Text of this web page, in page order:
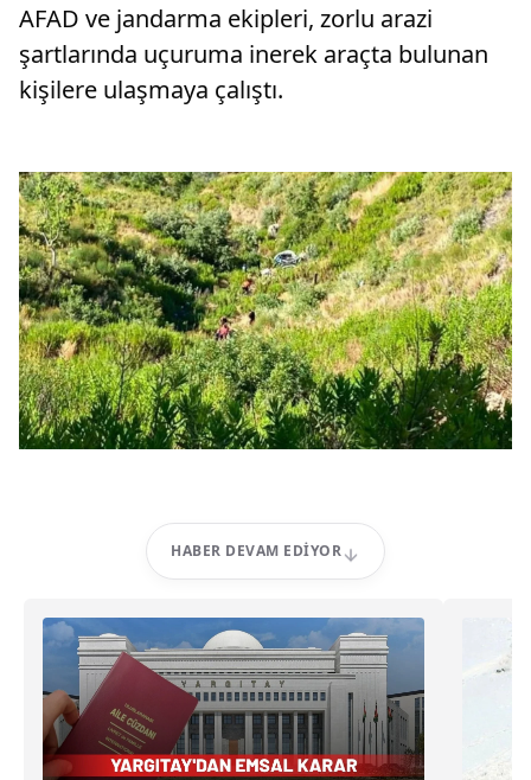
AFAD ve jandarma ekipleri, zorlu arazi
şartlarında uçuruma inerek araçta bulunan
kişilere ulaşmaya çalıştı.
HABER DEVAM EDIYOR